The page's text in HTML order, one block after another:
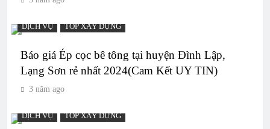
DỊCH VỤ TOP XÂY DỰNG
Báo giá Ép cọc bê tông tại huyện Đình Lập,
Lạng Sơn rẻ nhất 2024(Cam Kết UY TIN)
3 năm ago
DỊCH VỤ TOP XÂY DỰNG